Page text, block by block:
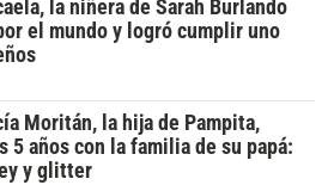
la niñera de Sarah Burlando
el mundo y logró cumplir uno
Moritán, la hija de Pampita,
5 años con la familia de su papá:
y glitter